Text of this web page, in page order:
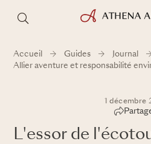
Accueil Guides Journal
Allier aventure et responsabilité
1 décembre
L'essor de